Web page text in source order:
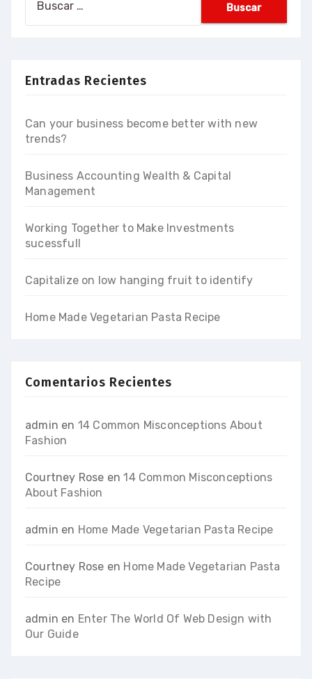
Entradas Recientes
Can your business become better with new
trends?
Business Accounting Wealth & Capital
Management
Working Together to Make Investments
sucessfull
Capitalize on low hanging fruit to identify
Home Made Vegetarian Pasta Recipe
Comentarios Recientes
admin en 14 Common Misconceptions About
Fashion
Courtney Rose en14 Common Misconceptions
About Fashion
admin en Home Made Vegetarian Pasta Recipe
Courtney Rose en Home Made Vegetarian Pasta
Recipe
admin en Enter The World Of Web Design with
Our Guide